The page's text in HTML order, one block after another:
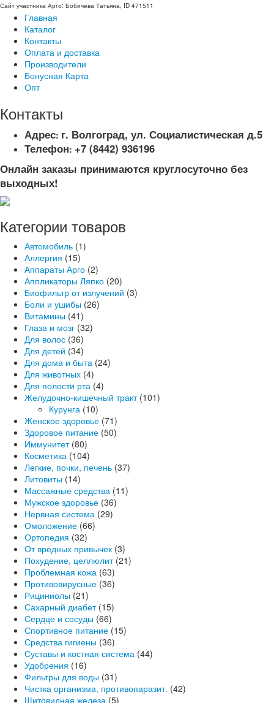
Сайт участника Арго: Бобичева Татьяна, ID 471511
Главная
Каталог
Контакты
Оплата и доставка
Производители
Бонусная Карта
Опт
Контакты
Адрес: г. Волгоград, ул. Социалистическая д.5
Телефон: +7 (8442) 936196
Онлайн заказы принимаются круглосуточно без
выходных!
Категории товаров
Автомобиль (1)
Аллергия (15)
Аппараты Арго (2)
Аппликаторы Ляпко (20)
Биофильтр от излучений (3)
Боли и ушибы (26)
Витамины (41)
Глаза и мозг (32)
Для волос (36)
Для детей (34)
Для дома и быта (24)
Для животных (4)
Для полости рта (4)
Желудочно-кишечный тракт (101)
Курунга (10)
Женское здоровье (71)
Здоровое питание (50)
Иммунитет (80)
Косметика (104)
Легкие, почки, печень (37)
Литовиты (14)
Массажные средства (11)
Мужское здоровье (36)
Нервная система (29)
Омоложение (66)
Ортопедия (32)
От вредных привычек (3)
Похудение, целлюлит (21)
Проблемная кожа (63)
Противовирусные (36)
Рициниолы (21)
Сахарный диабет (15)
Сердце и сосуды (66)
Спортивное питание (15)
Средства гигиены (36)
Суставы и костная система (44)
Удобрения (16)
Фильтры для воды (31)
Чистка организма, противопаразит. (42)
Щитовидная железа (5)